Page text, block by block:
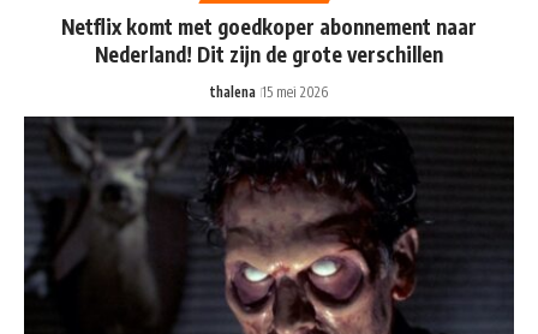
Netflix komt met goedkoper abonnement naar
Nederland! Dit zijn de grote verschillen
thalena 15 mei 2026